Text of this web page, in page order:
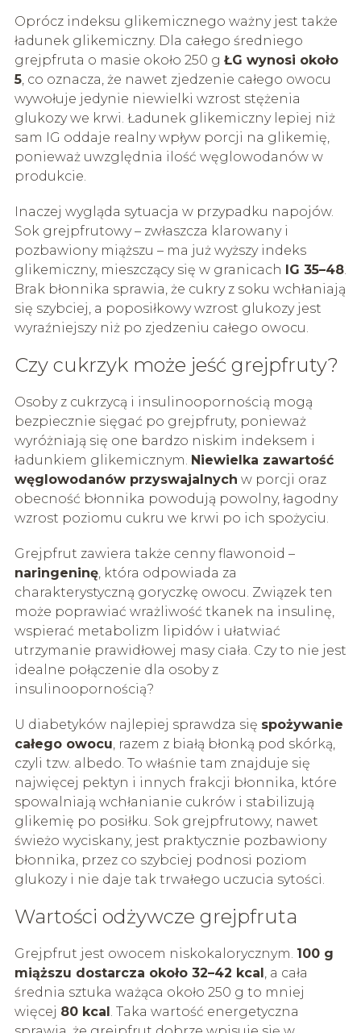
Oprócz indeksu glikemicznego ważny jest także
ładunek glikemiczny. Dla całego średniego
grejpfruta o masie około 250 g ŁG wynosi około
5, co oznacza, że nawet zjedzenie całego owocu
wywołuje jedynie niewielki wzrost stężenia
glukozy we krwi. Ładunek glikemiczny lepiej niż
sam IG oddaje realny wpływ porcji na glikemię,
ponieważ uwzględnia ilość węglowodanów w
produkcie.
Inaczej wygląda sytuacja w przypadku napojów.
Sok grejpfrutowy – zwłaszcza klarowany i
pozbawiony miąższu – ma już wyższy indeks
glikemiczny, mieszczący się w granicach
IG 35–48.
Brak błonnika sprawia, że cukry z soku wchłaniają
się szybciej, a poposiłkowy wzrost glukozy jest
wyraźniejszy niż po zjedzeniu całego owocu.
Czy cukrzyk może jeść grejpfruty?
Osoby z cukrzycą i insulinoopornością mogą
bezpiecznie sięgać po grejpfruty, ponieważ
wyróżniają się one bardzo niskim indeksem i
ładunkiem glikemicznym. Niewielka zawartość
węglowodanów przyswajalnych w porcji oraz
obecność błonnika powodują powolny, łagodny
wzrost poziomu cukru we krwi po ich spożyciu.
Grejpfrut zawiera także cenny flawonoid –
naringeninę, która odpowiada za
charakterystyczną goryczkę owocu. Związek ten
może poprawiać wrażliwość tkanek na insulinę,
wspierać metabolizm lipidów i ułatwiać
utrzymanie prawidłowej masy ciała. Czy to nie jest
idealne połączenie dla osoby z
insulinoopornością?
U diabetyków najlepiej sprawdza się spożywanie
całego owocu, razem z białą błonką pod skórką,
czyli tzw. albedo. To właśnie tam znajduje się
najwięcej pektyn i innych frakcji błonnika, które
spowalniają wchłanianie cukrów i stabilizują
glikemię po posiłku. Sok grejpfrutowy, nawet
świeżo wyciskany, jest praktycznie pozbawiony
błonnika, przez co szybciej podnosi poziom
glukozy i nie daje tak trwałego uczucia sytości.
Wartości odżywcze grejpfruta
Grejpfrut jest owocem niskokalorycznym. 100 g
miąższu dostarcza około 32–42 kcal , a cała
średnia sztuka ważąca około 250 g to mniej
więcej 80 kcal . Taka wartość energetyczna